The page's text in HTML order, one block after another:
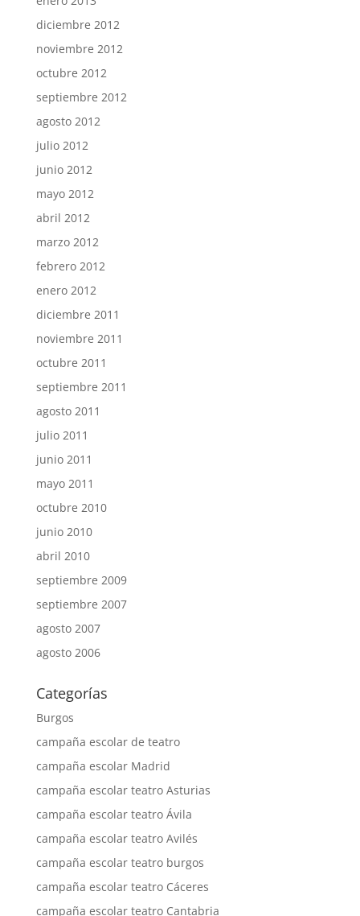
diciembre 2012
noviembre 2012
octubre 2012
septiembre 2012
agosto 2012
julio 2012
junio 2012
mayo 2012
abril 2012
marzo 2012
febrero 2012
enero 2012
diciembre 2011
noviembre 2011
octubre 2011
septiembre 2011
agosto 2011
julio 2011
junio 2011
mayo 2011
octubre 2010
junio 2010
abril 2010
septiembre 2009
septiembre 2007
agosto 2007
agosto 2006
Categorías
Burgos
campaña escolar de teatro
campaña escolar Madrid
campaña escolar teatro Asturias
campaña escolar teatro Ávila
campaña escolar teatro Avilés
campaña escolar teatro burgos
campaña escolar teatro Cáceres
campaña escolar teatro Cantabria